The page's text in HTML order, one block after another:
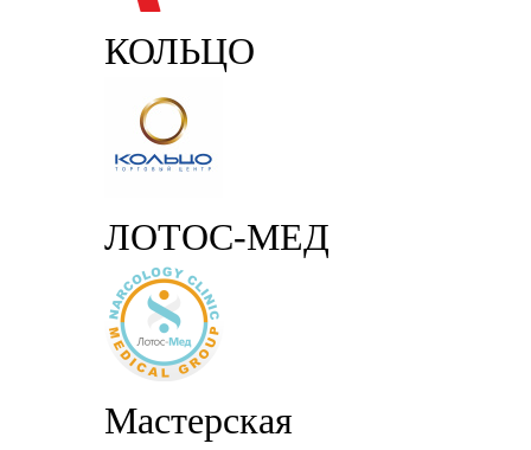
КОЛЬЦО
ЛОТОС-МЕД
Мастерская